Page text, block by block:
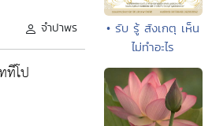
จำปาพร
ทีโป
• รับ รู้ สังเกตุ เห็น
ไม่ทำอะไร